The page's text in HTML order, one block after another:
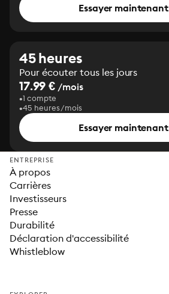
Essayer maintenant
45 heures
Pour écouter tous les jours
17.99 € /mois
1 compte
45 heures/mois
Essayer maintenant
ENTREPRISE
À propos
Carrières
Investisseurs
Presse
Durabilité
Déclaration d'accessibilité
Whistleblow